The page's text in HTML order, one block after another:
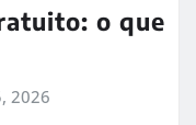
o que
2026